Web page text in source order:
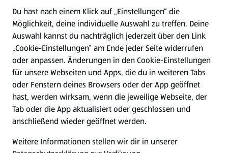
Presse
Hilfe & Kontakt
(öffnet in einem neuen Tab)
Unternehmen
Folge uns hier:
Du hast nach einem Klick auf „Einstellungen“ die
Möglichkeit, deine individuelle Auswahl zu treffen. Deine
Auswahl kannst du nachträglich jederzeit über den Link
„Cookie-Einstellungen“ am Ende jeder Seite widerrufen
oder anpassen. Änderungen in den Cookie-Einstellungen
für unsere Webseiten und Apps, die du in weiteren Tabs
oder Fenstern deines Browsers oder der App geöffnet
hast, werden wirksam, wenn die jeweilige Webseite, der
Tab oder die App aktualisiert oder geschlossen und
anschließend wieder geöffnet werden.
Weitere Informationen stellen wir dir in unserer